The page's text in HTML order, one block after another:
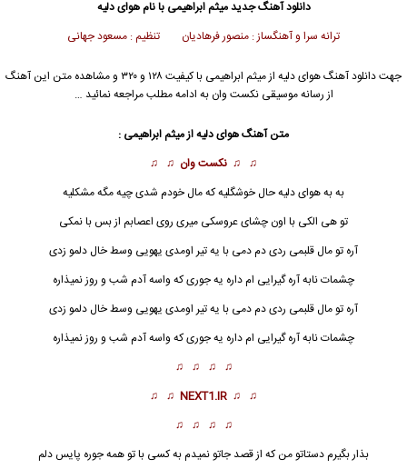
دانلود آهنگ جدیدمیثم ابراهیمی با نام هوای دلیه
ترانه سرا و آهنگساز : منصور فرهادیان تنظیم : مسعود جهانی
جهت دانلود آهنگ هوای دلیه از میثم ابراهیمی با کیفیت ۱۲۸ و ۳۲۰ و مشاهده متن این آهنگ
از رسانه موسیقی نکست وان به ادامه مطلب مراجعه نمائید …
متن آهنگهوای دلیهاز میثم ابراهیمی :
♫ ♫ نکست وان ♫ ♫
به بههوای دلیهحال خوشگلیه که مال خودم شدی چیه مگه مشکلیه
تو هی الکی با اون چشای عروسکی میری روی اعصابم از بس با نمکی
آره تو مال قلبمی ردی دم دمی با یه تیر اومدی یهویی وسط خال دلمو زدی
چشمات نابه آره گیرایی ام داره یه جوری که واسه آدم شب و روز نمیذاره
آره تو مال قلبمی ردی دم دمی با یه تیر اومدی یهویی وسط خال دلمو زدی
چشمات نابه آره گیرایی ام داره یه جوری که واسه آدم شب و روز نمیذاره
♫ ♫ ♫ ♫
♫ ♫
NEXT1.IR
♫ ♫
♫ ♫ ♫ ♫
بذار بگیرم دستاتو من که از قصد جاتو نمیدم به کسی با تو همه جوره پایس دلم